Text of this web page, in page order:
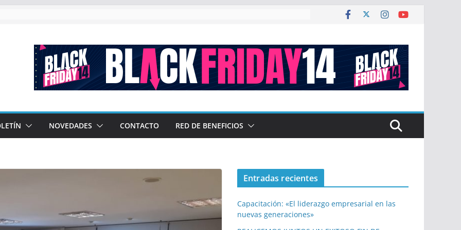
Programas Ejecutivos de CAME
5,9% más de turistas que el año pasado con un impacto económico de $ 2,12 billones
NOVEDADES CONTACTO RED DE BENEFICIOS
Entradas recientes
Capacitación: «El liderazgo empresarial en las
nuevas generaciones»